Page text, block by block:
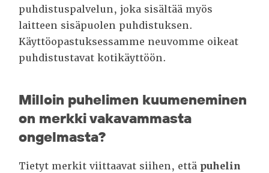
puhdistuspalvelun, joka sisältää myös
laitteen sisäpuolen puhdistuksen.
Käyttöopastuksessamme neuvomme oikeat
puhdistustavat kotikäyttöön.
Milloin puhelimen kuumeneminen
on merkki vakavammasta
ongelmasta?
Tietyt merkit viittaavat siihen, että puhelin